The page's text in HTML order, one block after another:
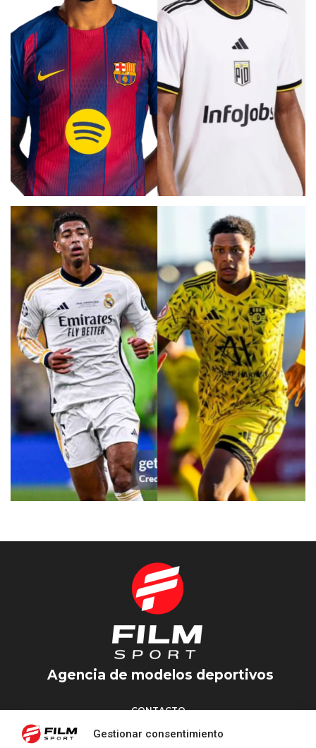
Gestionar consentimiento
DOBLE RAPHINHA
CARLOS
DOBLE JUDE BELLINGHAM
Agencia de modelos deportivos
CONTACTO
Torrent d’en Vidalet, 51 baixos